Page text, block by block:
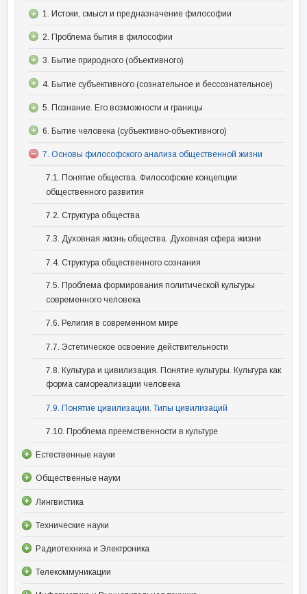
1. Истоки, смысл и предназначение философии
2. Проблема бытия в философии
3. Бытие природного (объективного)
4. Бытие субъективного (сознательное и бессознательное)
5. Познание. Его возможности и границы
6. Бытие человека (субъективно-объективного)
7. Основы философского анализа общественной жизни
7.1. Понятие общества. Философские концепции
общественного развития
7.2. Структура общества
7.3. Духовная жизнь общества. Духовная сфера жизни
7.4. Структура общественного сознания
7.5. Проблема формирования политической культуры
современного человека
7.6. Религия в современном мире
7.7. Эстетическое освоение действительности
7.8. Культура и цивилизация. Понятие культуры. Культура как
форма самореализации человека
7.9. Понятие цивилизации. Типы цивилизаций
7.10. Проблема преемственности в культуре
Естественные науки
Общественные науки
Лингвистика
Технические науки
Радиотехника и Электроника
Телекоммуникации